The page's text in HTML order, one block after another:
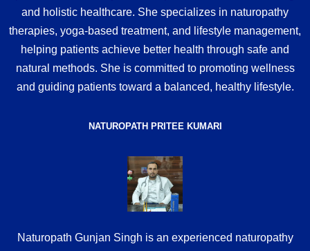
and holistic healthcare. She specializes in naturopathy
therapies, yoga-based treatment, and lifestyle management,
helping patients achieve better health through safe and
natural methods. She is committed to promoting wellness
and guiding patients toward a balanced, healthy lifestyle.
NATUROPATH PRITEE KUMARI
Naturopath Gunjan Singh is an experienced naturopathy